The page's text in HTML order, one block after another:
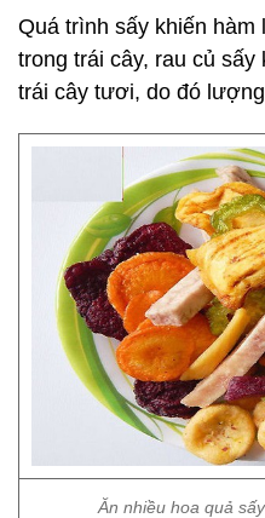
Quá trình sấy khiến
trong trái cây, rau củ
trái cây tươi, do đó
Ăn nhiều hoa quả